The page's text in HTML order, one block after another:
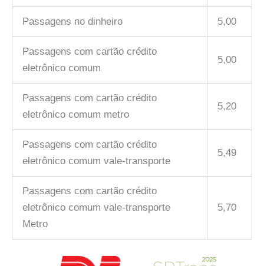
Passagens no dinheiro 5,00
Passagens com cartão crédito
eletrônico comum
5,00
Passagens com cartão crédito
eletrônico comum metro
5,20
Passagens com cartão crédito
eletrônico comum vale-transporte
5,49
Passagens com cartão crédito
eletrônico comum vale-transporte
Metro
5,70